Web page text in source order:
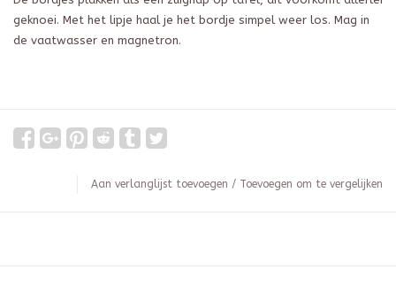
geknoei. Met het lipje haal je het bordje simpel weer los. Mag in
de vaatwasser en magnetron.
Aan verlanglijst toevoegen / Toevoegen om te vergelijken